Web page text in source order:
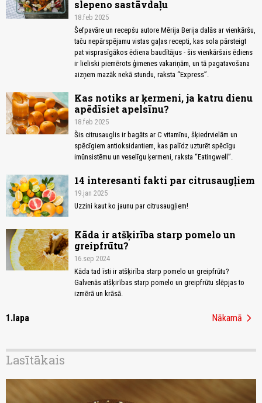
slepeno sastāvdaļu
18.feb 2025
Šefpavāre un recepšu autore Mērija Berija dalās ar vienkāršu,
taču nepārspējamu vistas gaļas recepti, kas sola pārsteigt
pat visprasīgākos ēdiena baudītājus - šis vienkāršais ēdiens
ir lieliski piemērots ģimenes vakariņām, un tā pagatavošana
aizņem mazāk nekā stundu, raksta “Express”.
Kas notiks ar ķermeni, ja katru dienu
apēdīsiet apelsīnu?
18.feb 2025
Šis citrusauglis ir bagāts ar C vitamīnu, šķiedrvielām un
spēcīgiem antioksidantiem, kas palīdz uzturēt spēcīgu
imūnsistēmu un veselīgu ķermeni, raksta “Eatingwell”.
14 interesanti fakti par citrusaugļiem
19.jan 2025
Uzzini kaut ko jaunu par citrusaugļiem!
Kāda ir atšķirība starp pomelo un
greipfrūtu?
16.sep 2024
Kāda tad īsti ir atšķirība starp pomelo un greipfrūtu?
Galvenās atšķirības starp pomelo un greipfrūtu slēpjas to
izmērā un krāsā.
1.lapa Nākamā chevron_right
Lasītākais